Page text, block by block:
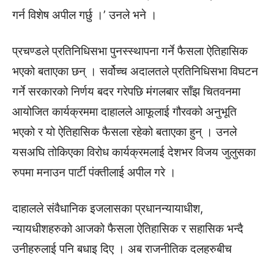
गर्न विशेष अपील गर्छु ।’ उनले भने ।
प्रचण्डले प्रतिनिधिसभा पुनस्स्थापना गर्ने फैसला ऐतिहासिक
भएको बताएका छन् । सर्वोच्च अदालतले प्रतिनिधिसभा विघटन
गर्ने सरकारको निर्णय बदर गरेपछि मंगलबार साँझ चितवनमा
आयोजित कार्यक्रममा दाहालले आफूलाई गौरवको अनुभूति
भएको र यो ऐतिहासिक फैसला रहेको बताएका हुन् । उनले
यसअघि तोकिएका विरोध कार्यक्रमलाई देशभर विजय जुलुसका
रुपमा मनाउन पार्टी पंक्तीलाई अपील गरे ।
दाहालले संवैधानिक इजलासका प्रधानन्यायाधीश,
न्यायधीशहरुको आजको फैसला ऐतिहासिक र सहासिक भन्दै
उनीहरुलाई पनि बधाइ दिए । अब राजनीतिक दलहरुबीच